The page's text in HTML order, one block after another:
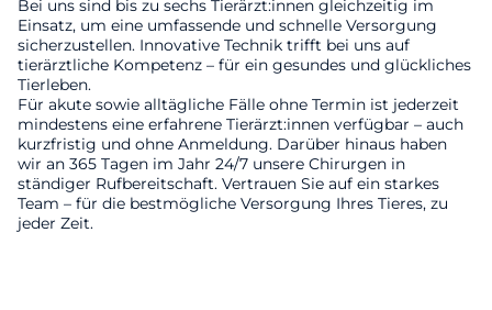
Bei uns sind bis zu sechs Tierärzt:innen gleichzeitig im
Einsatz, um eine umfassende und schnelle Versorgung
sicherzustellen. Innovative Technik trifft bei uns auf
tierärztliche Kompetenz – für ein gesundes und glückliches
Tierleben.
Für akute sowie alltägliche Fälle ohne Termin ist jederzeit
mindestens eine erfahrene Tierärzt:innen verfügbar – auch
kurzfristig und ohne Anmeldung. Darüber hinaus haben
wir an 365 Tagen im Jahr 24/7 unsere Chirurgen in
ständiger Rufbereitschaft. Vertrauen Sie auf ein starkes
Team – für die bestmögliche Versorgung Ihres Tieres, zu
jeder Zeit.